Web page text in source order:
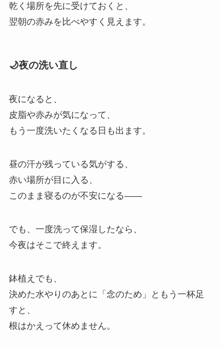
乾く場所を先に受けておくと、
翌朝の赤みを比べやすく見えます。
🌙夜の洗い直し
夜になると、
皮脂や赤みが気になって、
もう一度洗いたくなる日も出ます。
昼の汗が残っている気がする、
赤い場所が目に入る、
このまま寝るのが不安になる——
でも、一度洗って保湿したなら、
今夜はそこで終えます。
鉢植えでも、
決めた水やりのあとに「念のため」ともう一杯足
すと、
根はかえって休めません。